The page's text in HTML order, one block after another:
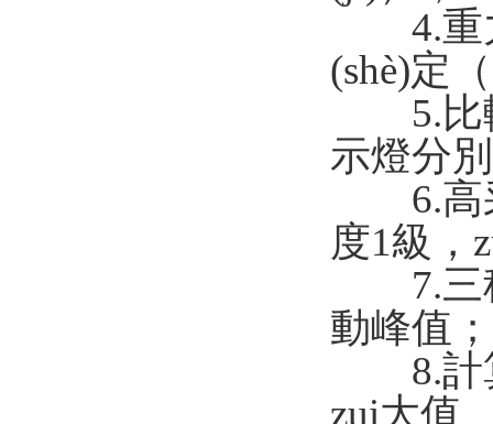
4.重力
(shè)定（
5.比較
示燈分別
6.高采
度1級
7.三種
動峰值；
8.計算
zui大值